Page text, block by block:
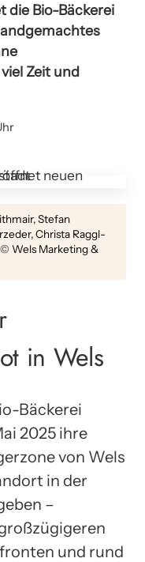
die Bio-Bäckerei
Zeit und
Stefan
Christa Raggl-
Wels Marketing &
in Wels
Bäckerei
2025 ihre
von Wels
in der
–
und rund